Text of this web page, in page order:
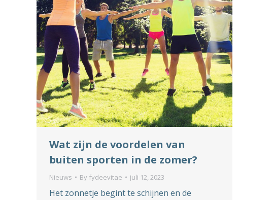
Wat zijn de voordelen van
buiten sporten in de zomer?
Nieuws By fydeevitae juli 12, 2023
Het zonnetje begint te schijnen en de